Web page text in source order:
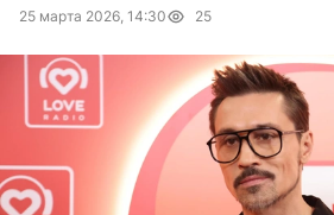
25 марта 2026, 14:30 25